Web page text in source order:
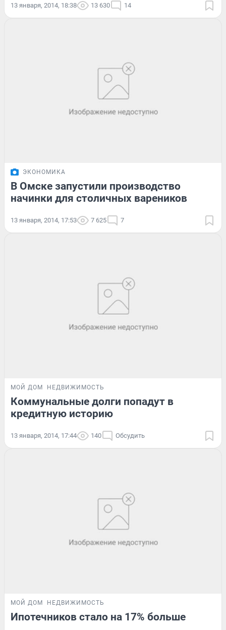
13 января, 2014, 18:38 13 630 14
ЭКОНОМИКА
В Омске запустили производство
начинки для столичных вареников
13 января, 2014, 17:53 7 625 7
МОЙ ДОМ НЕДВИЖИМОСТЬ
Коммунальные долги попадут в
кредитную историю
13 января, 2014, 17:44 140 Обсудить
МОЙ ДОМ НЕДВИЖИМОСТЬ
Ипотечников стало на 17% больше